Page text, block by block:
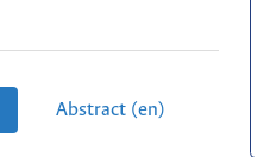
Abstract (en)